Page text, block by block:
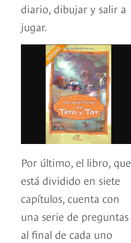
diario, dibujar y salir a
jugar.
Por último, el libro, que
está dividido en siete
capítulos, cuenta con
una serie de preguntas
al final de cada uno